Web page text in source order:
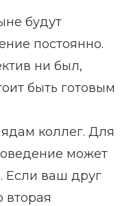
будут
постоянно.
ни был,
быть готовым
коллег. Для
может
Если ваш друг
вторая